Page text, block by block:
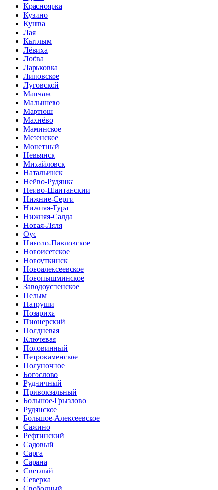
Красноярка
Кузино
Кушва
Лая
Кытлым
Лёвиха
Лобва
Ларьковка
Липовское
Луговской
Манчаж
Малышево
Мартюш
Махнёво
Маминское
Мезенское
Монетный
Невьянск
Михайловск
Натальинск
Нейво-Рудянка
Нейво-Шайтанский
Нижние-Серги
Нижняя-Тура
Нижняя-Салда
Новая-Ляля
Оус
Николо-Павловское
Новоисетское
Новоуткинск
Новоалексеевское
Новопышминское
Заводоуспенское
Пелым
Патруши
Позариха
Пионерский
Полдневая
Ключевая
Половинный
Петрокаменское
Полуночное
Богослово
Рудничный
Привокзальный
Большое-Грызлово
Рудянское
Большое-Алексеевское
Сажино
Рефтинский
Садовый
Сарга
Сарана
Светлый
Северка
Свободный